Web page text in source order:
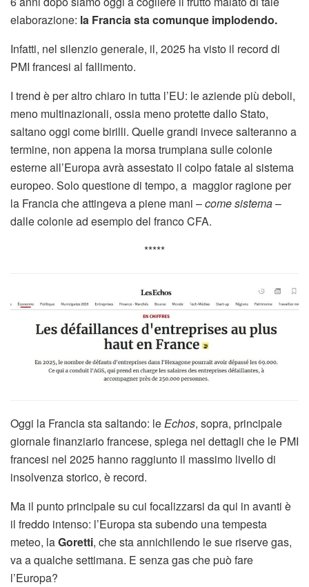
elaborazione: la Francia sta comunque implodendo.
Infatti, nel silenzio generale, il, 2025 ha visto il record di
PMI francesi al fallimento.
I trend è per altro chiaro in tutta l’EU: le aziende più deboli,
meno multinazionali, ossia meno protette dallo Stato,
saltano oggi come birilli. Quelle grandi invece salteranno a
termine, non appena la morsa trumpiana sulle colonie
esterne all’Europa avrà assestato il colpo fatale al sistema
europeo. Solo questione di tempo, a maggior ragione per
la Francia che attingeva a piene mani –come sistema–
dalle colonie ad esempio del franco CFA.
*****
Oggi la Francia sta saltando: leEchos, sopra, principale
giornale finanziario francese, spiega nei dettagli che le PMI
francesi nel 2025 hanno raggiunto il massimo livello di
insolvenza storico, è record.
Ma il punto principale su cui focalizzarsi da qui in avanti è
il freddo intenso: l’Europa sta subendo una tempesta
meteo, laGoretti, che sta annichilendo le sue riserve gas,
va a qualche settimana. E senza gas che può fare
l’Europa?